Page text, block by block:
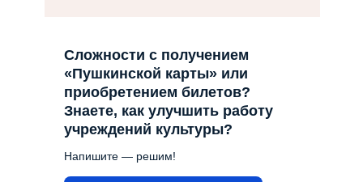
Сложности с получением
«Пушкинской карты» или
приобретением билетов?
Знаете, как улучшить работу
учреждений культуры?
Напишите — решим!